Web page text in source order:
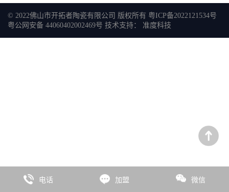
© 2022佛山市开拓者陶瓷有限公司 版权所有 粤ICP备2022121534号
粤公网安备 44060402002469号 技术支持： 准度科技
电话 加盟 微信